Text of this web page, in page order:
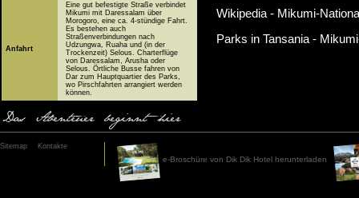
Anfahrt
Eine gut befestigte Straße verbindet
Mikumi mit Daressalam über
Morogoro, eine ca. 4-stündige Fahrt.
Es bestehen auch
Straßenverbindungen nach
Udzungwa, Ruaha und (in der
Trockenzeit) Selous. Charterflüge
von Daressalam, Arusha oder
Selous. Örtliche Busse fahren von
Dar zum Hauptquartier des Parks,
wo Pirschfahrten arrangiert werden
können.
Das Abenteuer beginnt hier
Wikipedia - Mikumi-
Parks in Tansania -
Sitemap Kontakte
e-Broschüre von Dik Dik Hotel herunterladen